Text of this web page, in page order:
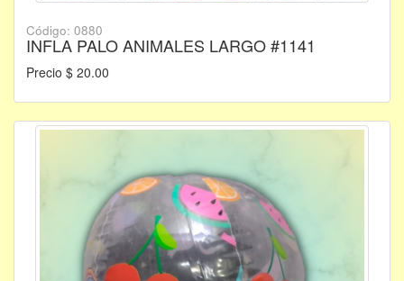
Código: 0880
INFLA PALO ANIMALES LARGO #1141
Precio $ 20.00